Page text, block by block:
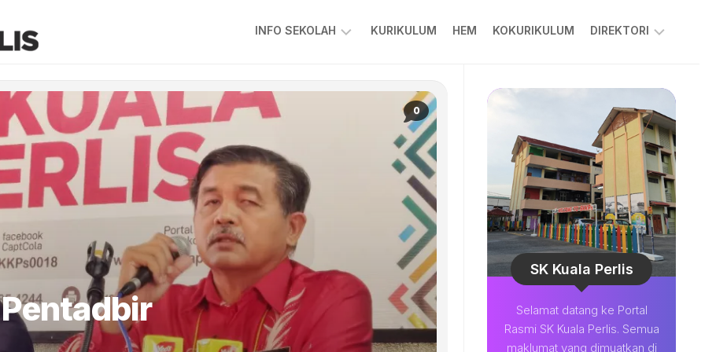
INFO SEKOLAH
&
MISI
KEPIMPINAN
SEKOLAH
GAMBAR
GURU
STAF
PIAGAM
PELANGGAN
PETA
LOKASI
KURIKULUM HEM KOKURIKULUM DIREKTORI
PIBG
COLARIAN
CHANNEL
MUAT
TURUN
BESTARI
SOALAN
LAZIM
0
SK Kuala Perlis
Selamat datang ke Portal
Rasmi SK Kuala Perlis. Semua
maklumat yang dimuatkan di